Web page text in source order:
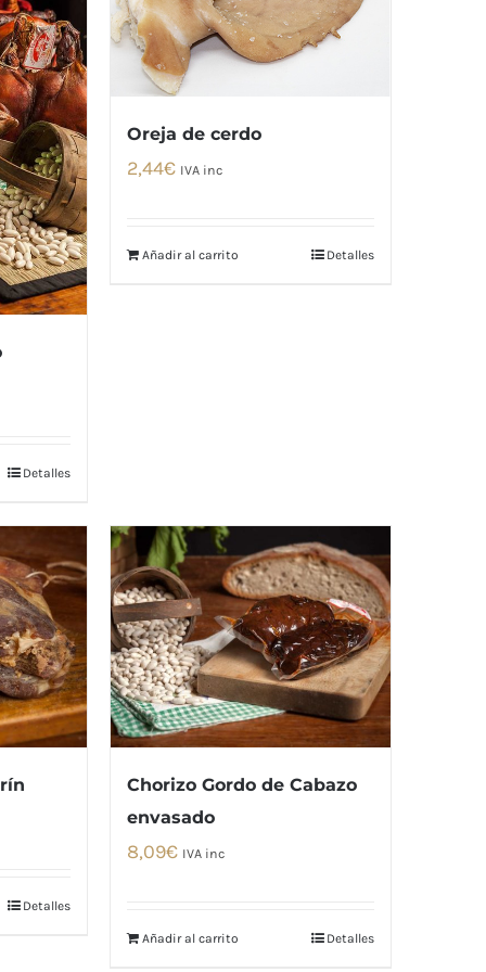
Detalles
Oreja de cerdo
2,44€ IVA inc
Añadir al carrito Detalles
Detalles
Chorizo Gordo de Cabazo
envasado
8,09€ IVA inc
Añadir al carrito Detalles